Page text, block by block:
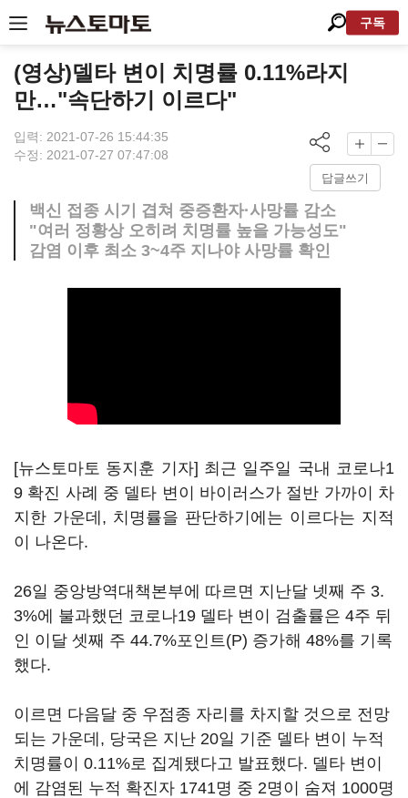
구독
(영상)델타 변이 치명률 0.11%라지
만…"속단하기 이르다"
입력: 2021-07-26 15:44:35
수정: 2021-07-27 07:47:08
답글쓰기
백신 접종 시기 겹쳐 중증환자·사망률 감소
"여러 정황상 오히려 치명률 높을 가능성도"
감염 이후 최소 3~4주 지나야 사망률 확인
[뉴스토마토 동지훈 기자] 최근 일주일 국내 코로나1
9 확진 사례 중 델타 변이 바이러스가 절반 가까이 차
지한 가운데, 치명률을 판단하기에는 이르다는 지적
이 나온다.
26일 중앙방역대책본부에 따르면 지난달 넷째 주 3.
3%에 불과했던 코로나19 델타 변이 검출률은 4주 뒤
인 이달 셋째 주 44.7%포인트(P) 증가해 48%를 기록
했다.
이르면 다음달 중 우점종 자리를 차지할 것으로 전망
되는 가운데, 당국은 지난 20일 기준 델타 변이 누적
치명률이 0.11%로 집계됐다고 발표했다. 델타 변이
에 감염된 누적 확진자 1741명 중 2명이 숨져 1000명